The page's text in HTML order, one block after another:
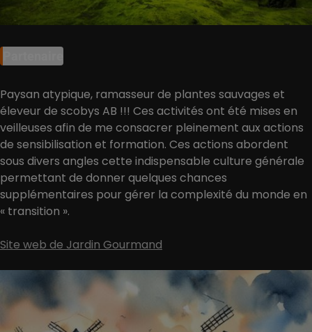
Paysan atypique, ramasseur de plantes sauvages et
éleveur de scobys AB !!! Ces activités ont été mises en
veilleuses afin de me consacrer pleinement aux actions
de sensibilisation et formation. Ces actions abordent
sous divers angles cette indispensable culture générale
permettant de donner quelques chances
supplémentaires pour gérer la complexité du monde en
« transition ».
Site web de Jardin Gourmand